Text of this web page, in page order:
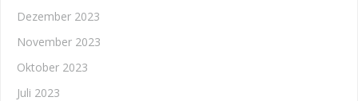
Dezember 2023
November 2023
Oktober 2023
Juli 2023